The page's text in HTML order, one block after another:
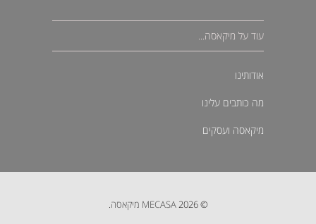
עוד על מיקאסה...
אודותינו
מה כותבים עלינו
מיקאסה ועסקים
© 2026 MECASA מיקאסה .